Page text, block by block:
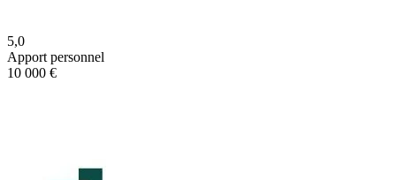
5,0
Apport personnel
10 000 €